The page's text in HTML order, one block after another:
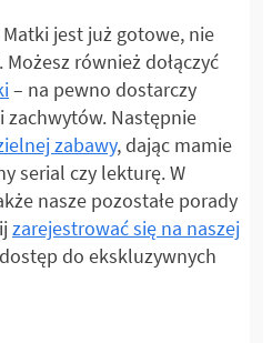
Matki jest już gotowe, nie
również dołączyć
– na pewno dostarczy
Następnie
zabawy, dając mamie
serial czy lekturę. W
nasze pozostałe porady
zarejestrować się na naszej
do ekskluzywnych